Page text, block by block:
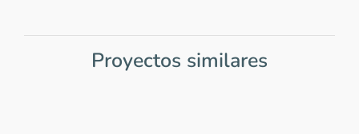
Proyectos similares